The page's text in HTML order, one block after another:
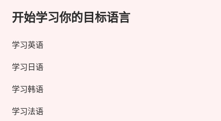
开始学习你的目标语言
学习英语
学习日语
学习韩语
学习法语